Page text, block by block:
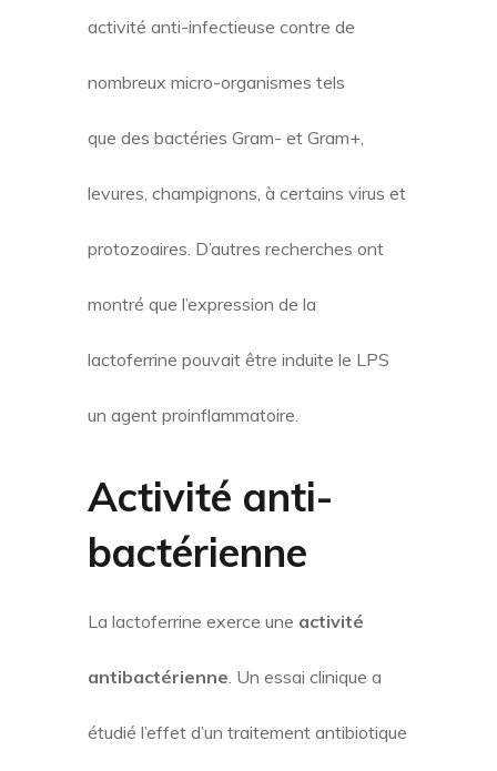
activité anti-infectieuse contre de
nombreux micro-organismes tels
que des bactéries Gram- et Gram+,
levures, champignons, à certains virus et
protozoaires. D’autres recherches ont
montré que l’expression de la
lactoferrine pouvait être induite le LPS
un agent proinflammatoire.
Activité anti-
bactérienne
La lactoferrine exerce une activité
antibactérienne. Un essai clinique a
étudié l’effet d’un traitement antibiotique